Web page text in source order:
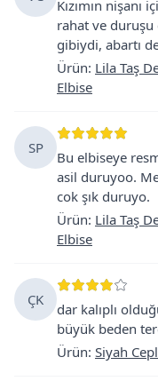
Kızımın nişanı
rahat ve
gibiydi, abartı
Ürün: Lila Taş
Elbise
SP
Bu elbiseye
asil duruyoo.
cok şık duruyo.
Ürün: Lila Taş
Elbise
ÇK
dar kalıplı
büyük beden
Ürün: Siyah